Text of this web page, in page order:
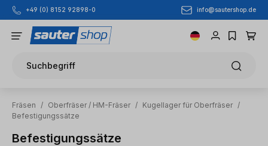
Zum Hauptinhalt springen
+49 (0) 8152 92898-0 info@sautershop.de
Suchbegriff
Fräsen / Oberfräser / HM-Fräser / Kugellager für Oberfräser /
Befestigungssätze
Befestigungssätze